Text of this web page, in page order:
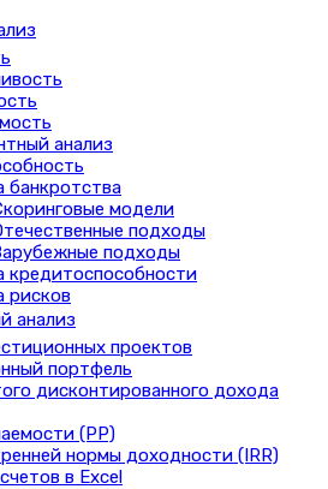
анализ
банкротства
модели
подходы
подходы
кредитоспособности
рисков
анализ
проектов
портфель
дисконтированного дохода
(PP)
нормы доходности (IRR)
в Excel